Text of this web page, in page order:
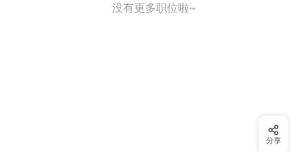
没有更多职位啦~
分享